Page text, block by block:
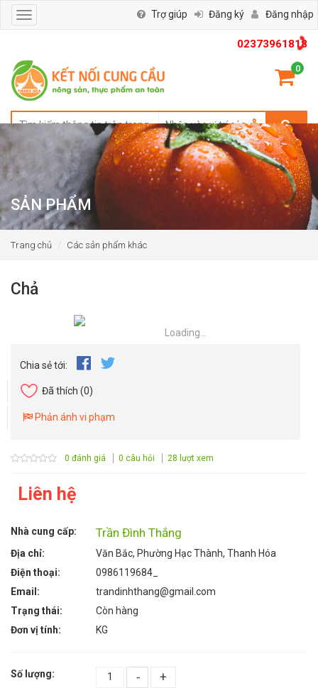
02373961818
0
Toggle
navigation
Trợ giúp Đăng ký Đăng nhập
SẢN PHẨM
Trang chủ Các sản phẩm khác
Chả
Loading...
Chia sẻ tới:
Đã thích (0)
Phản ánh vi phạm
0 đánh giá 0 câu hỏi 28 lượt xem
Liên hệ
Nhà cung cấp: Trần Đình Thắng
Địa chỉ:
Văn Bắc, Phường Hạc Thành, Thanh Hóa
Điện thoại:
0986119684_
Email:
trandinhthang@gmail.com
Trạng thái:
Còn hàng
Đơn vị tính:
KG
Số lượng: - +